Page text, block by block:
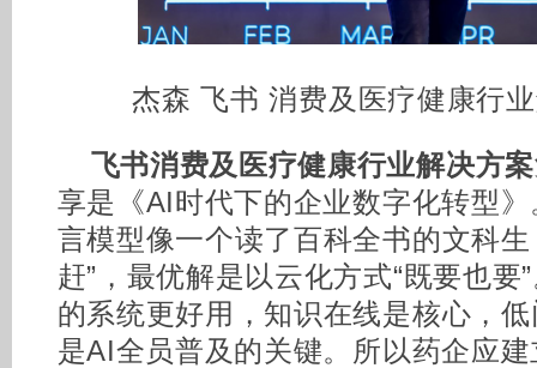
杰森 飞书 消费及医疗健康行
飞书消费及医疗健康行业解决方
享是《AI时代下的企业数字化转型
言模型像一个读了百科全书的文科
赶”，最优解是以云化方式“既要也要
的系统更好用，知识在线是核心，
是AI全员普及的关键。所以药企应